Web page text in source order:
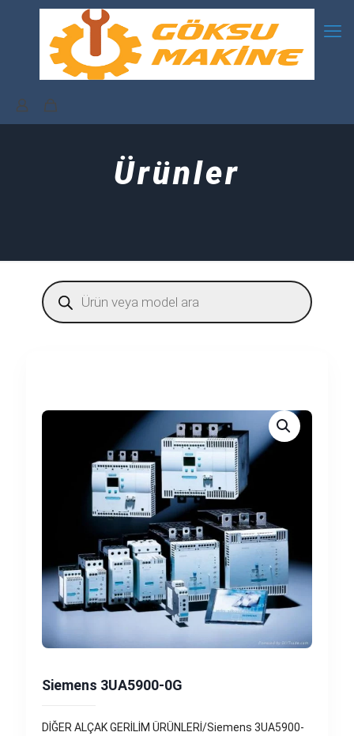
Ürünler
Products
search
Siemens 3UA5900-0G
DİĞER ALÇAK GERİLİM ÜRÜNLERİ/Siemens 3UA5900-